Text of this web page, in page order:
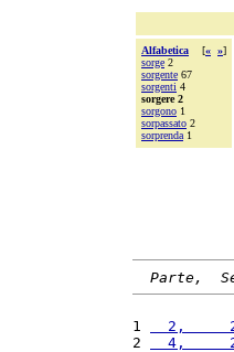
Alfabetica [« »]
sorge 2
sorgente 67
sorgenti 4
sorgere 2
sorgono 1
sorpassato 2
sorprenda 1
Parte,
1
2,
2
4,